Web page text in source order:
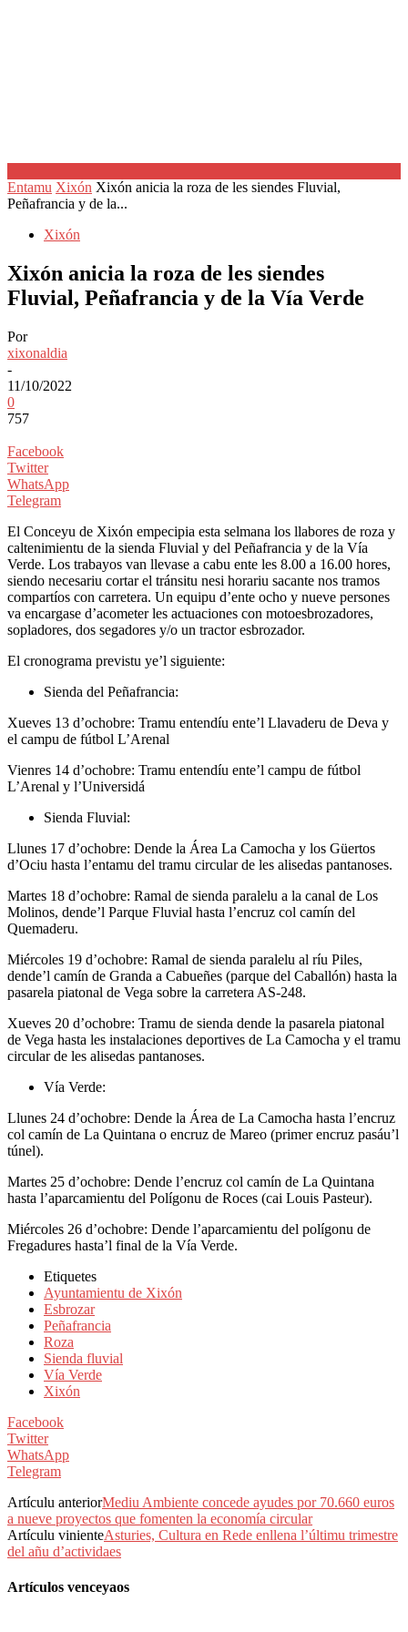
Entamu Xixón Xixón anicia la roza de les siendes Fluvial,
Peñafrancia y de la...
Xixón
Xixón anicia la roza de les siendes
Fluvial, Peñafrancia y de la Vía Verde
Por
xixonaldia
-
11/10/2022
0
757
Facebook
Twitter
WhatsApp
Telegram
El Conceyu de Xixón empecipia esta selmana los llabores de roza y
caltenimientu de la sienda Fluvial y del Peñafrancia y de la Vía
Verde. Los trabayos van llevase a cabu ente les 8.00 a 16.00 hores,
siendo necesariu cortar el tránsitu nesi horariu sacante nos tramos
compartíos con carretera. Un equipu d’ente ocho y nueve persones
va encargase d’acometer les actuaciones con motoesbrozadores,
sopladores, dos segadores y/o un tractor esbrozador.
El cronograma previstu ye’l siguiente:
Sienda del Peñafrancia:
Xueves 13 d’ochobre: Tramu entendíu ente’l Llavaderu de Deva y
el campu de fútbol L’Arenal
Vienres 14 d’ochobre: Tramu entendíu ente’l campu de fútbol
L’Arenal y l’Universidá
Sienda Fluvial:
Llunes 17 d’ochobre: Dende la Área La Camocha y los Güertos
d’Ociu hasta l’entamu del tramu circular de les alisedas pantanoses.
Martes 18 d’ochobre: Ramal de sienda paralelu a la canal de Los
Molinos, dende’l Parque Fluvial hasta l’encruz col camín del
Quemaderu.
Miércoles 19 d’ochobre: Ramal de sienda paralelu al ríu Piles,
dende’l camín de Granda a Cabueñes (parque del Caballón) hasta la
pasarela piatonal de Vega sobre la carretera AS-248.
Xueves 20 d’ochobre: Tramu de sienda dende la pasarela piatonal
de Vega hasta les instalaciones deportives de La Camocha y el tramu
circular de les alisedas pantanoses.
Vía Verde:
Llunes 24 d’ochobre: Dende la Área de La Camocha hasta l’encruz
col camín de La Quintana o encruz de Mareo (primer encruz pasáu’l
túnel).
Martes 25 d’ochobre: Dende l’encruz col camín de La Quintana
hasta l’aparcamientu del Polígonu de Roces (cai Louis Pasteur).
Miércoles 26 d’ochobre: Dende l’aparcamientu del polígonu de
Fregadures hasta’l final de la Vía Verde.
Etiquetes
Ayuntamientu de Xixón
Esbrozar
Peñafrancia
Roza
Sienda fluvial
Vía Verde
Xixón
Facebook
Twitter
WhatsApp
Telegram
Artículu anteriorMediu Ambiente concede ayudes por 70.660 euros
a nueve proyectos que fomenten la economía circular
Artículu vinienteAsturies, Cultura en Rede enllena l’últimu trimestre
del añu d’actividaes
Artículos venceyaos